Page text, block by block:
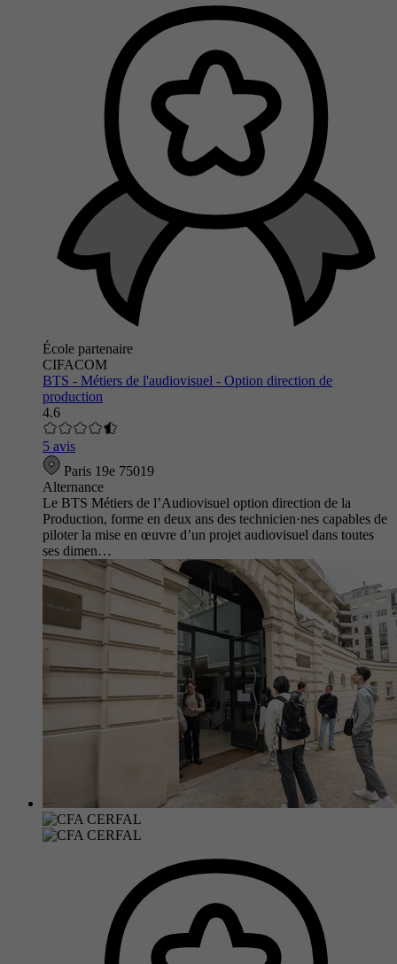
École partenaire
CIFACOM
BTS - Métiers de l'audiovisuel - Option direction de
production
4.6
5 avis
Paris 19e 75019
Alternance
Le BTS Métiers de l’Audiovisuel option direction de la
Production, forme en deux ans des technicien·nes capables de
piloter la mise en œuvre d’un projet audiovisuel dans toutes
ses dimen…